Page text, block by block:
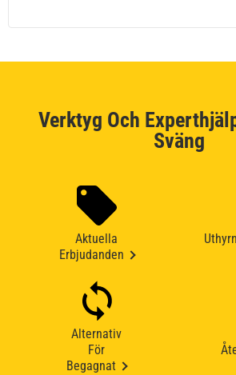
Verktyg Och
Sväng
Aktuella
Erbjudanden
Alternativ
För
Begagnat